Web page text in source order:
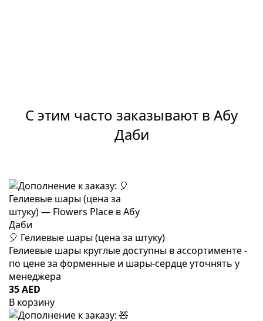
С этим часто заказывают в Абу
Даби
🎈 Гелиевые шары (цена за штуку)
Гелиевые шары круглые доступны в ассортименте -
по цене за форменные и шары-сердце уточнять у
менеджера
35 AED
В корзину